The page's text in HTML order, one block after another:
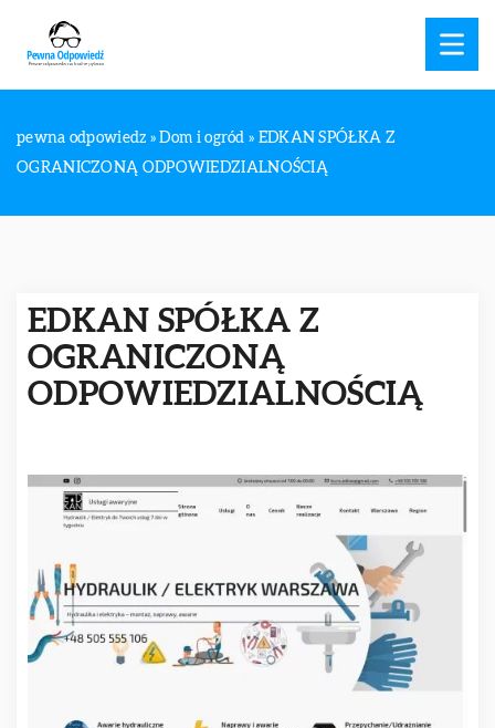
pewna odpowiedz »Dom i ogród » EDKAN SPÓŁKA Z
OGRANICZONĄ ODPOWIEDZIALNOŚCIĄ
EDKAN SPÓŁKA Z
OGRANICZONĄ
ODPOWIEDZIALNOŚCIĄ